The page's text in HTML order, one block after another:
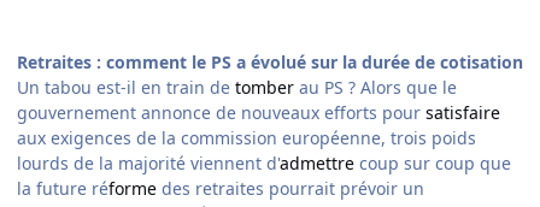
Retraites : comment le PS a évolué sur la durée de cotisation
Un tabou est-il en train de tomber au PS ? Alors que le
gouvernement annonce de nouveaux efforts pour satisfaire
aux exigences de la commission européenne, trois poids
lourds de la majorité viennent d'admettre coup sur coup que
la future réforme des retraites pourrait prévoir un